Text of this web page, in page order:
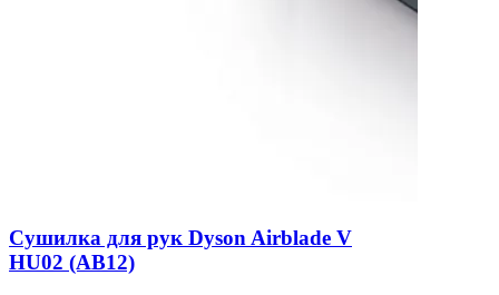
Сушилка для рук Dyson Airblade V
HU02 (AB12)